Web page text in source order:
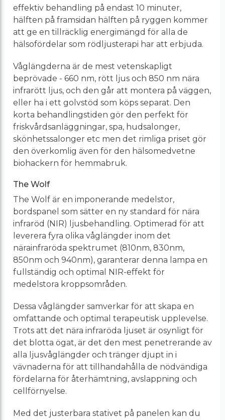
effektiv behandling på endast 10 minuter,
hälften på framsidan hälften på ryggen kommer
att ge en tillräcklig energimängd för alla de
hälsofördelar som rödljusterapi har att erbjuda.
Våglängderna är de mest vetenskapligt
beprövade - 660 nm, rött ljus och 850 nm nära
infrarött ljus, och den går att montera på väggen,
eller ha i ett golvstöd som köps separat. Den
korta behandlingstiden gör den perfekt för
friskvårdsanläggningar, spa, hudsalonger,
skönhetssalonger etc men det rimliga priset gör
den överkomlig även för den hälsomedvetne
biohackern för hemmabruk.
The Wolf
The Wolf är en imponerande medelstor,
bordspanel som sätter en ny standard för nära
infraröd (NIR) ljusbehandling. Optimerad för att
leverera fyra olika våglängder inom det
närainfraröda spektrumet (810nm, 830nm,
850nm och 940nm), garanterar denna lampa en
fullständig och optimal NIR-effekt för
medelstora kroppsområden.
Dessa våglängder samverkar för att skapa en
omfattande och optimal terapeutisk upplevelse.
Trots att det nära infraröda ljuset är osynligt för
det blotta ögat, är det den mest penetrerande av
alla ljusvåglängder och tränger djupt in i
vävnaderna för att tillhandahålla de nödvändiga
fördelarna för återhämtning, avslappning och
cellförnyelse.
Med det justerbara stativet på panelen kan du